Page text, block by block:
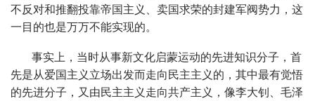
不反对和推翻投靠帝国主义、卖国求荣的封建军阀势力，这
一目的也是万万不能实现的。
事实上，当时从事新文化启蒙运动的先进知识分子，首
先是从爱国主义立场出发而走向民主主义的，其中最有觉悟
的先进分子，又由民主主义走向共产主义，像李大钊、毛泽